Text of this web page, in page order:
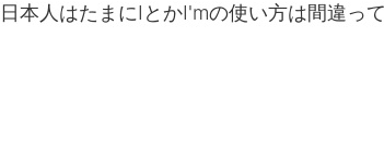
本人はたまにIとかI'mの使い方は間違っ